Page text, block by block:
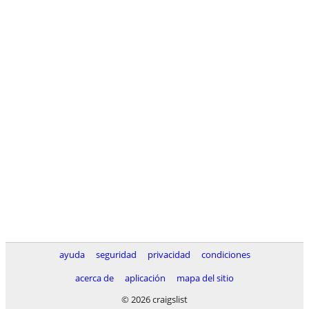
ayuda seguridad privacidad
condiciones
acerca de
aplicación
mapa del sitio
© 2026 craigslist